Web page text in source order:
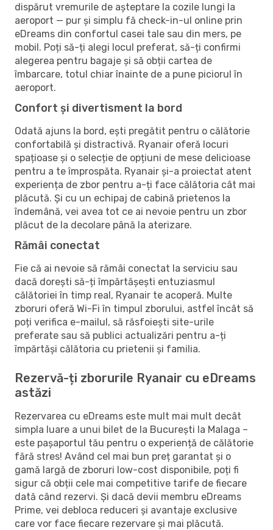
dispărut vremurile de așteptare la cozile lungi la
aeroport — pur și simplu fă check-in-ul online prin
eDreams din confortul casei tale sau din mers, pe
mobil. Poți să-ți alegi locul preferat, să-ți confirmi
alegerea pentru bagaje și să obții cartea de
îmbarcare, totul chiar înainte de a pune piciorul în
aeroport.
Confort și divertisment la bord
Odată ajuns la bord, ești pregătit pentru o călătorie
confortabilă și distractivă. Ryanair oferă locuri
spațioase și o selecție de opțiuni de mese delicioase
pentru a te împrospăta. Ryanair și-a proiectat atent
experiența de zbor pentru a-ți face călătoria cât mai
plăcută. Și cu un echipaj de cabină prietenos la
îndemână, vei avea tot ce ai nevoie pentru un zbor
plăcut de la decolare până la aterizare.
Rămâi conectat
Fie că ai nevoie să rămâi conectat la serviciu sau
dacă dorești să-ți împărtășești entuziasmul
călătoriei în timp real, Ryanair te acoperă. Multe
zboruri oferă Wi-Fi în timpul zborului, astfel încât să
poți verifica e-mailul, să răsfoiești site-urile
preferate sau să publici actualizări pentru a-ți
împărtăși călătoria cu prietenii și familia.
Rezervă-ți zborurile Ryanair cu eDreams
astăzi
Rezervarea cu eDreams este mult mai mult decât
simpla luare a unui bilet de la București la Malaga –
este pașaportul tău pentru o experiență de călătorie
fără stres! Având cel mai bun preț garantat și o
gamă largă de zboruri low-cost disponibile, poți fi
sigur că obții cele mai competitive tarife de fiecare
dată când rezervi. Și dacă devii membru eDreams
Prime, vei debloca reduceri și avantaje exclusive
care vor face fiecare rezervare și mai plăcută.